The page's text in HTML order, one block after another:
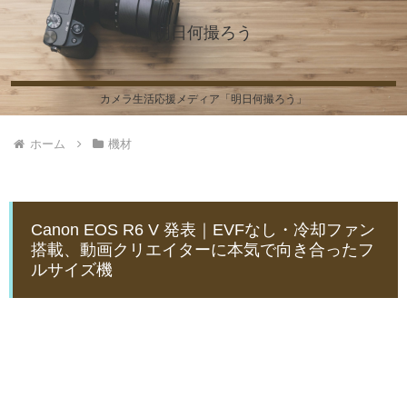
明日何撮ろう
カメラ生活応援メディア「明日何撮ろう」
ホーム 機材
Canon EOS R6 V 発表｜EVFなし・冷却ファン
搭載、動画クリエイターに本気で向き合ったフ
ルサイズ機